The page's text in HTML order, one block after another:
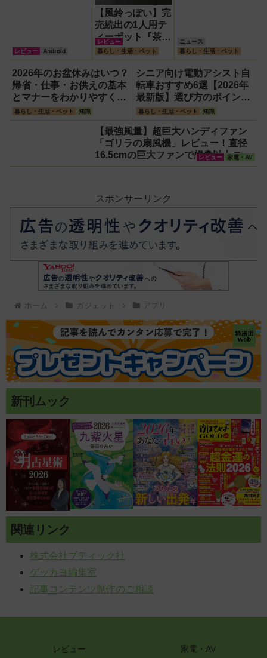
レビュー Android
【風鈴っぽい】完
売続出の1人用テ
ィーポット『茶鈴
（ティーリン）』
を使ってみた！川
越の風鈴から着想
を得たかわいい見
た目のリアルな使
い勝手を徹底解説
レビュー
暮らし・生活・ペット
ニュース
暮らし・生活・ペット
2026年のお盆休みはいつ？
帰省・仕事・お供えの基本
とマナーをわかりやすく解
説
暮らし・生活・ペット 知識
シニア向け電動アシスト自
転車おすすめ6選【2026年
最新版】選び方のポイント
は「またぎやすさ」「軽
さ」「足つきの良さ」
暮らし・生活・ペット 知識
【最強風量】超巨大ハンディファン
「ゴリラの扇風機」レビュー！直径
16.5cmの巨大ファンで想像以上の涼
しさを体感
レビュー 家電・AV
スポンサーリンク
ホーム ガジェット アプリ
新刊ムック
関連リンク
株式会社ブティック社
ゲッカヨ編集室
記事コンテンツ制作のご相談
レビュー 家電・AV